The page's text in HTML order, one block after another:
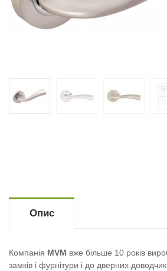
Опис
Компанія MVM вже більше 10 років
замків і фурнітури і до дверних